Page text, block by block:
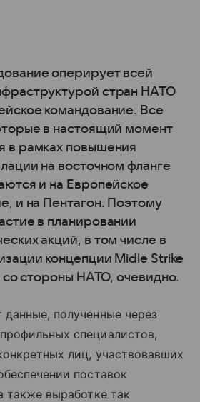
оперирует всей
стран НАТО
командование. Все
в настоящий момент
в рамках повышения
на восточном фланге
и на Европейское
и на Пентагон. Поэтому
в планировании
акций, в том числе в
концепции Midle Strike
со стороны НАТО, очевидно.
полученные через
специалистов,
лиц, участвовавших
поставок
также выработке так